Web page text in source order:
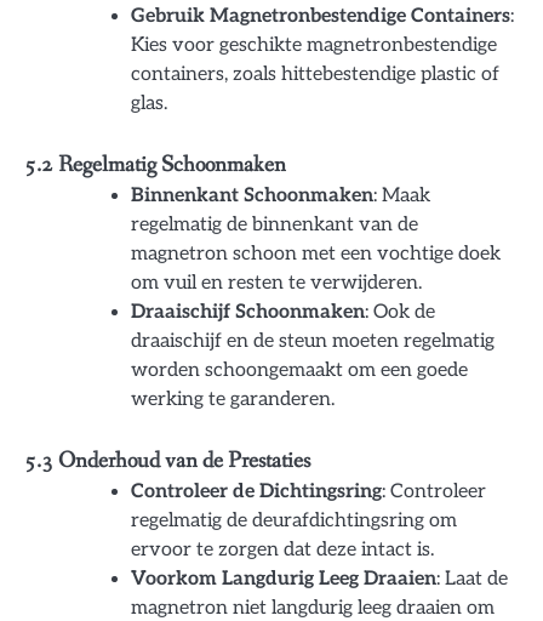
Gebruik Magnetronbestendige Containers:
Kies voor geschikte magnetronbestendige
containers, zoals hittebestendige plastic of
glas.
5.2 Regelmatig Schoonmaken
Binnenkant Schoonmaken: Maak
regelmatig de binnenkant van de
magnetron schoon met een vochtige doek
om vuil en resten te verwijderen.
Draaischijf Schoonmaken: Ook de
draaischijf en de steun moeten regelmatig
worden schoongemaakt om een goede
werking te garanderen.
5.3 Onderhoud van de Prestaties
Controleer de Dichtingsring: Controleer
regelmatig de deurafdichtingsring om
ervoor te zorgen dat deze intact is.
Voorkom Langdurig Leeg Draaien: Laat de
magnetron niet langdurig leeg draaien om